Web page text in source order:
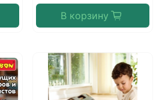
В корзину